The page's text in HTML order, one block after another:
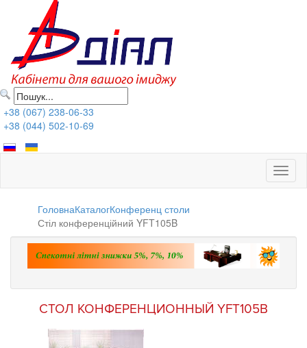
+38 (067) 238-06-33
+38 (044) 502-10-69
ГоловнаКаталогКонференц столи
Стіл конференційний YFT105B
СТОЛ КОНФЕРЕНЦИОННЫЙ YFT105B